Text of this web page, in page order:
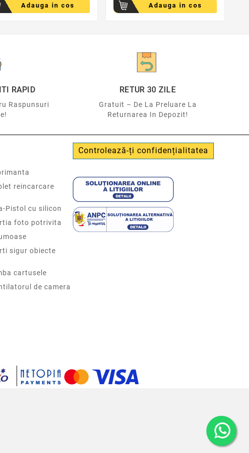
Adauga in cos Adauga in cos
RAPID
Raspunsuri
RETUR 30 ZILE
Gratuit – De La Preluare La
Returnarea In Depozit!
reincarcare
Pistol cu silicon
foto potrivita
sigur obiecte
cartusele
de camera
Controlează-ți confidențialitatea